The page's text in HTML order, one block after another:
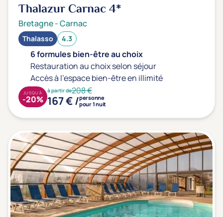
Thalazur Carnac4*
Bretagne-Carnac
Thalasso 4.3
6 formules bien-être au choix
Restauration au choix selon séjour
Accès à l'espace bien-être en illimité
à partir de208 €
167 € /personne
pour 1 nuit
JUSQU'À
-20%